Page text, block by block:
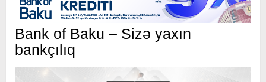
Bank of Baku – Sizə yaxın
bankçılıq